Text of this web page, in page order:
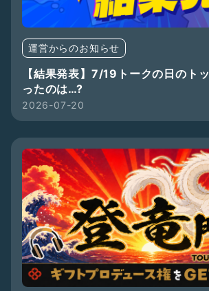
運営からのお知らせ
【結果発表】7/19トークの日のト
ったのは…?
2026-07-20